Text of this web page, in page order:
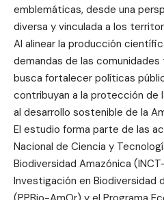
emblemáticas, desde una
diversa y vinculada a los
Al alinear la producción
demandas de las
busca fortalecer políticas
contribuyan a la protección de
al desarrollo sostenible de la
El estudio forma parte de las
Nacional de Ciencia y
Biodiversidad Amazónica
Investigación en Biodiversidad